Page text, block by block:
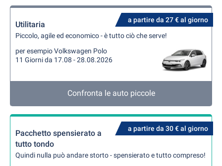
a partire da 27 € al giorno
Utilitaria
Piccolo, agile ed economico - è tutto ciò che serve!
per esempio Volkswagen Polo
11 Giorni da 17.08 - 28.08.2026
Confronta le auto piccole
a partire da 30 € al giorno
Pacchetto spensierato a
tutto tondo
Quindi nulla può andare storto - spensierato e tutto compreso!